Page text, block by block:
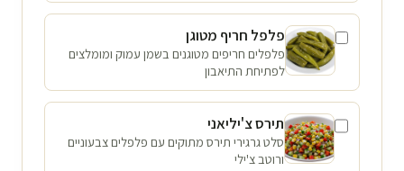
פלפל חריף מטוגן
פלפלים חריפים מטוגנים בשמן עמוק ומומלצים
לפתיחת התיאבון
תירס צ'יליאני
סלט גרגירי תירס מתוקים עם פלפלים צבעוניים
ורוטב צ'ילי